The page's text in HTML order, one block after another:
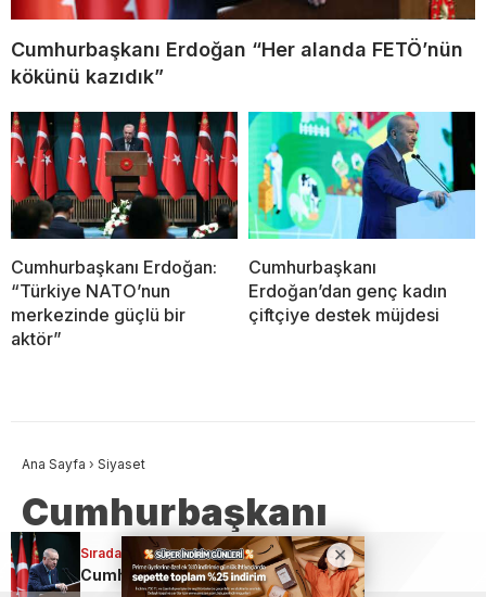
Cumhurbaşkanı Erdoğan “Her alanda FETÖ’nün
kökünü kazıdık”
Cumhurbaşkanı Erdoğan:
“Türkiye NATO’nun
merkezinde güçlü bir
aktör”
Cumhurbaşkanı
Erdoğan’dan genç kadın
çiftçiye destek müjdesi
Sıradaki Haber
Cumhurbaşkanı Erdoğan “Her alanda FETÖ’nün kökünü kazıdık”
Ana Sayfa › Siyaset
Cumhurbaşkanı
Erdoğan “Her alanda